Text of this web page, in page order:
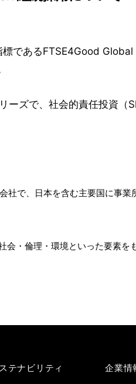
であるFTSE4Good
ズで、社会的責任投資（
社で、日本を含む主要国に事
・倫理・環境といった要素を
テナビリティ 企業情